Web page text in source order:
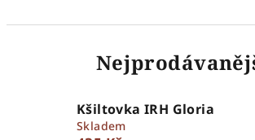
Kšiltovka IRH Gloria
Skladem